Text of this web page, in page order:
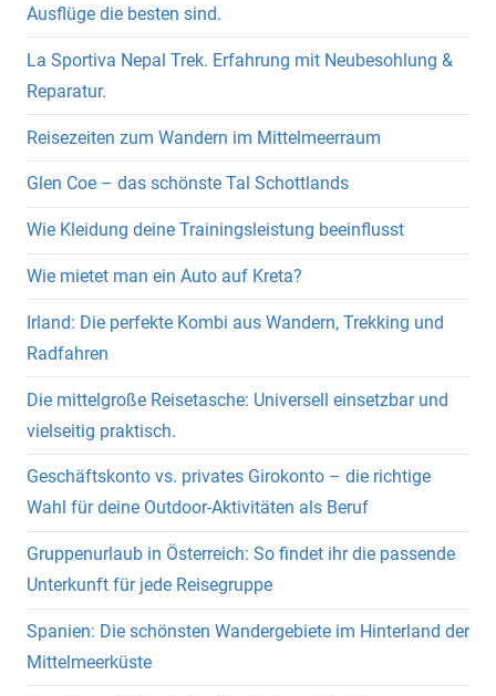
Ausflüge die besten sind.
La Sportiva Nepal Trek. Erfahrung mit Neubesohlung &
Reparatur.
Reisezeiten zum Wandern im Mittelmeerraum
Glen Coe – das schönste Tal Schottlands
Wie Kleidung deine Trainingsleistung beeinflusst
Wie mietet man ein Auto auf Kreta?
Irland: Die perfekte Kombi aus Wandern, Trekking und
Radfahren
Die mittelgroße Reisetasche: Universell einsetzbar und
vielseitig praktisch.
Geschäftskonto vs. privates Girokonto – die richtige
Wahl für deine Outdoor-Aktivitäten als Beruf
Gruppenurlaub in Österreich: So findet ihr die passende
Unterkunft für jede Reisegruppe
Spanien: Die schönsten Wandergebiete im Hinterland der
Mittelmeerküste